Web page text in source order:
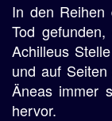
In den Reihen
Tod
Achilleus
und auf
Äneas immer
hervor.